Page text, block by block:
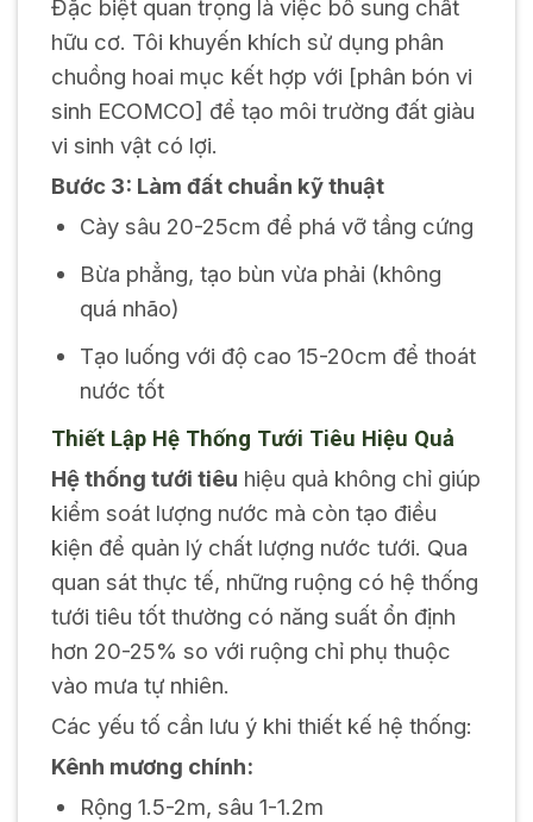
Đặc biệt quan trọng là việc bổ sung chất
hữu cơ. Tôi khuyến khích sử dụng phân
chuồng hoai mục kết hợp với [phân bón vi
sinh ECOMCO] để tạo môi trường đất giàu
vi sinh vật có lợi.
Bước 3: Làm đất chuẩn kỹ thuật
Cày sâu 20-25cm để phá vỡ tầng cứng
Bừa phẳng, tạo bùn vừa phải (không
quá nhão)
Tạo luống với độ cao 15-20cm để thoát
nước tốt
Thiết Lập Hệ Thống Tưới Tiêu Hiệu Quả
Hệ thống tưới tiêu hiệu quả không chỉ giúp
kiểm soát lượng nước mà còn tạo điều
kiện để quản lý chất lượng nước tưới. Qua
quan sát thực tế, những ruộng có hệ thống
tưới tiêu tốt thường có năng suất ổn định
hơn 20-25% so với ruộng chỉ phụ thuộc
vào mưa tự nhiên.
Các yếu tố cần lưu ý khi thiết kế hệ thống:
Kênh mương chính:
Rộng 1.5-2m, sâu 1-1.2m